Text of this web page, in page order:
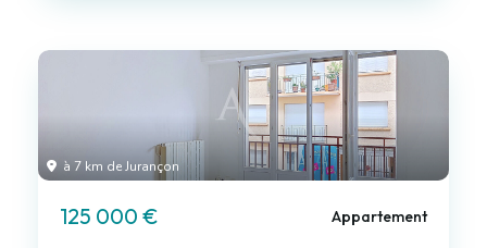
à 7 km de Jurançon
125 000 € Appartement